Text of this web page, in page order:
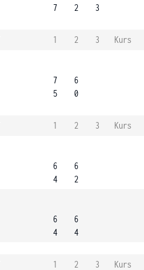
7
2
3
1 2 3
Kurs
7
5
6
0
1 2 3
Kurs
6
4
6
2
6
4
6
4
1 2 3
Kurs